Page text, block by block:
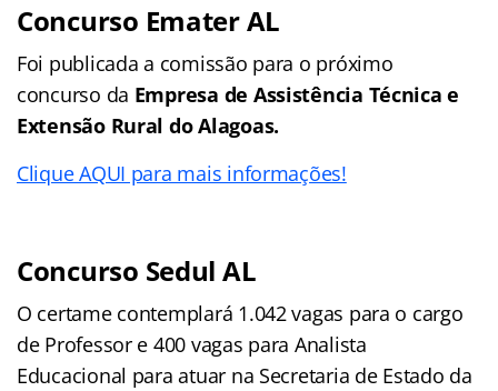
Concurso Emater AL
Foi publicada a comissão para o próximo
concurso da Empresa de Assistência Técnica e
Extensão Rural do Alagoas.
Clique AQUI para mais informações!
Concurso Sedul AL
O certame contemplará 1.042 vagas para o cargo
de Professor e 400 vagas para Analista
Educacional para atuar na Secretaria de Estado da